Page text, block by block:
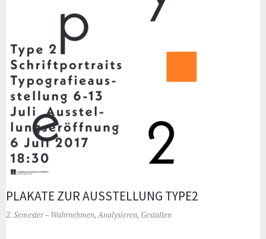
PLAKATE ZUR AUSSTELLUNG TYPE2
2. Semester – Wahrnehmen, Analysieren, Gestalten